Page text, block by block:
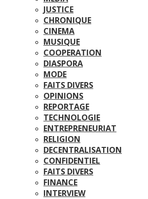
JUSTICE
CHRONIQUE
CINEMA
MUSIQUE
COOPERATION
DIASPORA
MODE
FAITS DIVERS
OPINIONS
REPORTAGE
TECHNOLOGIE
ENTREPRENEURIAT
RELIGION
DECENTRALISATION
CONFIDENTIEL
FAITS DIVERS
FINANCE
INTERVIEW